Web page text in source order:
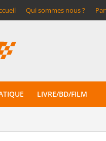
Qui sommes nous ?
LIVRE/BD/FILM